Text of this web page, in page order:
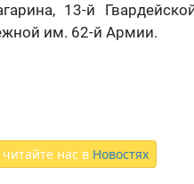
13-й
им. 62-й Армии.
читайте нас в Новостях